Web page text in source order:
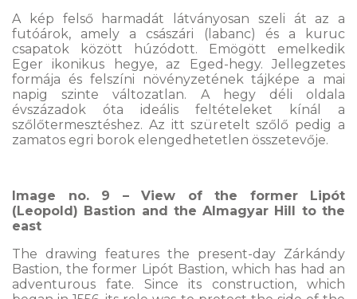
A kép felső harmadát látványosan szeli át az a
futóárok, amely a császári (labanc) és a kuruc
csapatok között húzódott. Emögött emelkedik
Eger ikonikus hegye, az Eged-hegy. Jellegzetes
formája és felszíni növényzetének tájképe a mai
napig szinte változatlan. A hegy déli oldala
évszázadok óta ideális feltételeket kínál a
szőlőtermesztéshez. Az itt szüretelt szőlő pedig a
zamatos egri borok elengedhetetlen összetevője.
Image no. 9 – View of the former Lipót
(Leopold) Bastion and the Almagyar Hill to the
east
The drawing features the present-day Zárkándy
Bastion, the former Lipót Bastion, which has had an
adventurous fate. Since its construction, which